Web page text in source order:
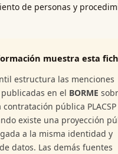
de personas y
muestra esta
estructura las menciones
en el BORME
contratación pública
existe una proyección
a la misma identidad y
datos. Las demás fuentes